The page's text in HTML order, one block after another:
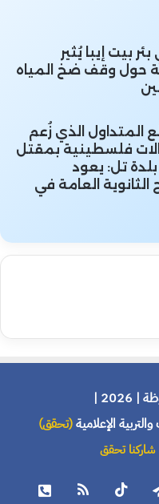
بيت إيبا يُثير
حول وقف ضخ المياه
المتداول الذي زُعم
فلسطينية بمقتل
تل: يعود
الثانوية العامة في
|
الإعلامية(تحقق)
شاركنا تحقق
تيلقرام ‫TikTok ملخص